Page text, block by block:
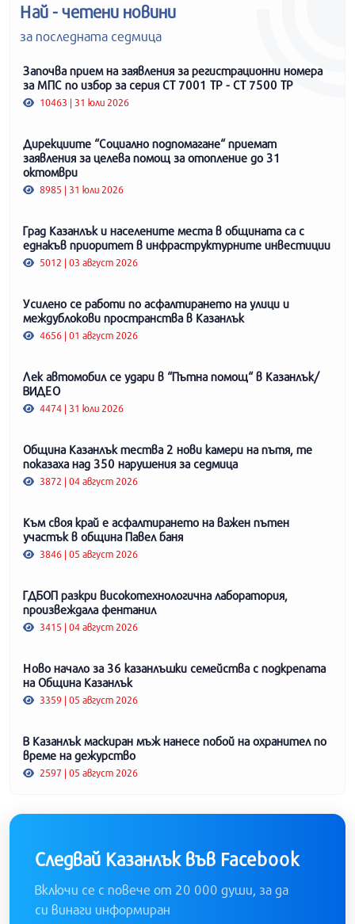
Най - четени новини
за последната седмица
Започва прием на заявления за регистрационни номера
за МПС по избор за серия СТ 7001 ТР - СТ 7500 ТР
10463 | 31 юли 2026
Дирекциите “Социално подпомагане“ приемат
заявления за целева помощ за отопление до 31
октомври
8985 | 31 юли 2026
Град Казанлък и населените места в общината са с
еднакъв приоритет в инфраструктурните инвестиции
5012 | 03 август 2026
Усилено се работи по асфалтирането на улици и
междублокови пространства в Казанлък
4656 | 01 август 2026
Лек автомобил се удари в “Пътна помощ“ в Казанлък/
ВИДЕО
4474 | 31 юли 2026
Община Казанлък тества 2 нови камери на пътя, те
показаха над 350 нарушения за седмица
3872 | 04 август 2026
Към своя край е асфалтирането на важен пътен
участък в община Павел баня
3846 | 05 август 2026
ГДБОП разкри високотехнологична лаборатория,
произвеждала фентанил
3415 | 04 август 2026
Ново начало за 36 казанлъшки семейства с подкрепата
на Община Казанлък
3359 | 05 август 2026
В Казанлък маскиран мъж нанесе побой на охранител по
време на дежурство
2597 | 05 август 2026
Следвай Казанлък във Facebook
Включи се с повече от 20 000 души, за да
си винаги информиран